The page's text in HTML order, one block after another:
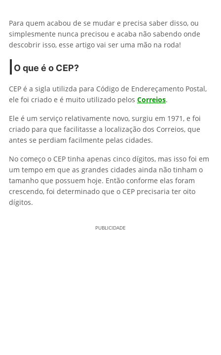
Para quem acabou de se mudar e precisa saber disso, ou
simplesmente nunca precisou e acaba não sabendo onde
descobrir isso, esse artigo vai ser uma mão na roda!
O que é o CEP?
CEP é a sigla utilizda para Código de Endereçamento Postal,
ele foi criado e é muito utilizado pelos Correios.
Ele é um serviço relativamente novo, surgiu em 1971, e foi
criado para que facilitasse a localização dos Correios, que
antes se perdiam facilmente pelas cidades.
No começo o CEP tinha apenas cinco dígitos, mas isso foi em
um tempo em que as grandes cidades ainda não tinham o
tamanho que possuem hoje. Então conforme elas foram
crescendo, foi determinado que o CEP precisaria ter oito
dígitos.
PUBLICIDADE